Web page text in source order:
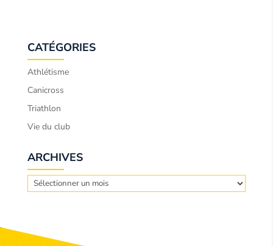
CATÉGORIES
Athlétisme
Canicross
Triathlon
Vie du club
ARCHIVES
Archives